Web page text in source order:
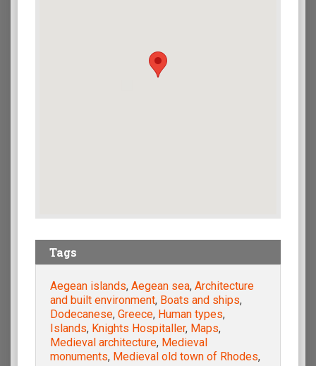
Tags
Aegean islands, Aegean sea, Architecture
and built environment, Boats and ships,
Dodecanese, Greece, Human types,
Islands, Knights Hospitaller, Maps,
Medieval architecture, Medieval
monuments, Medieval old town of Rhodes,